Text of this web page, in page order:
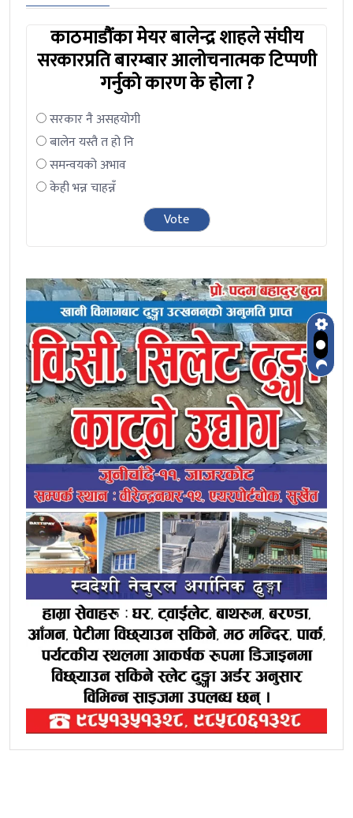
काठमाडौंका मेयर बालेन्द्र शाहले संघीय
सरकारप्रति बारम्बार आलोचनात्मक टिप्पणी
गर्नुको कारण के होला ?
सरकार नै असहयोगी
बालेन यस्तै त हो नि
समन्वयको अभाव
केही भन्न चाहन्नँ